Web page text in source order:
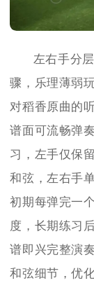
左右手分
骤，乐理薄弱
对稻香原曲的
谱面可流畅弹
习，左手仅保
和弦，左右手
初期每弹完一
度，长期练习
谱即兴完整演
和弦细节，优